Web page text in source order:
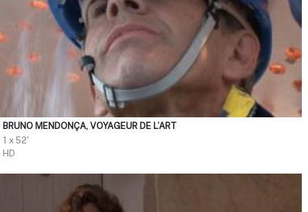
BRUNO MENDONÇA, VOYAGEUR DE L’ART
1 x 52'
HD